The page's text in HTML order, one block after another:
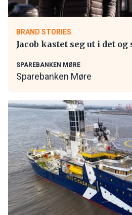
BRAND STORIES
Jacob kastet seg ut i det
SPAREBANKEN MØRE
Sparebanken Møre